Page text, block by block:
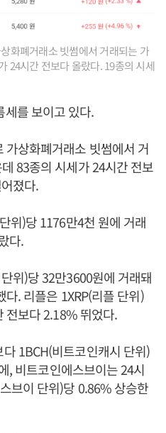
화폐거래소 빗썸에서 거래되는 가
24시간 전보다 올랐다. 19종의 시세
를 보이고 있다.
상화폐거래소 빗썸에서 거
83종의 시세가 24시간 전보
졌다.
위)당 1176만4천 원에 거래
다.
위)당 32만3600원에 거래돼
. 리플은 1XRP(리플 단위)
전보다 2.18% 뛰었다.
1BCH(비트코인캐시 단위)
, 비트코인에스브이는 24시
브이 단위)당 0.86% 상승한